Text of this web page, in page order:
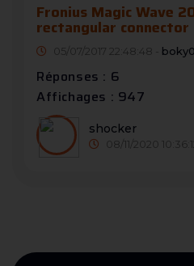
Fronius Magic Wave
rectangular connector
05/07/2017 22:48:48 -
Réponses : 6
Affichages : 947
shocker
08/11/2020